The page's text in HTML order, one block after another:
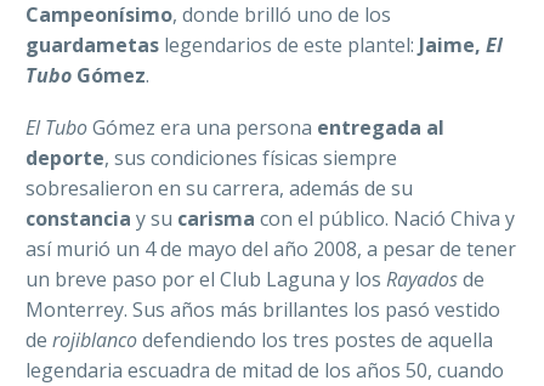
Campeonísimo, donde brilló uno de los
guardametas legendarios de este plantel: Jaime, El
Tubo Gómez.
El TuboGómez era una persona entregada al
deporte, sus condiciones físicas siempre
sobresalieron en su carrera, además de su
constancia y su carisma con el público. Nació Chiva y
así murió un 4 de mayo del año 2008, a pesar de tener
un breve paso por el Club Laguna y los Rayadosde
Monterrey. Sus años más brillantes los pasó vestido
de rojiblancodefendiendo los tres postes de aquella
legendaria escuadra de mitad de los años 50, cuando